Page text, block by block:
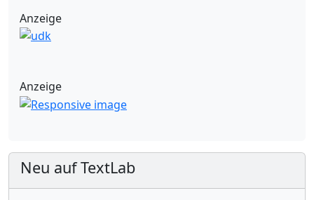
Anzeige
Anzeige
Neu auf TextLab